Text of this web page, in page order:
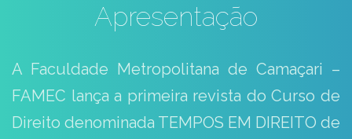
Apresentação
A Faculdade Metropolitana de Camaçari –
FAMEC lança a primeira revista do Curso de
Direito denominada TEMPOS EM DIREITO de